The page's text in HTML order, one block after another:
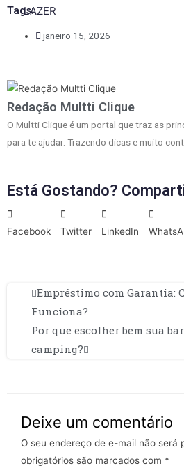
Tags:LAZER
janeiro 15, 2026
Redação Multti Clique
O Multti Clique é um portal que traz as
para te ajudar. Trazendo dicas e muito
Está Gostando?
Facebook Twitter LinkedIn
Empréstimo com Garantia:
Funciona?
Por que escolher bem sua
camping?
Deixe um comentário
O seu endereço de e-mail não será
obrigatórios são marcados com *